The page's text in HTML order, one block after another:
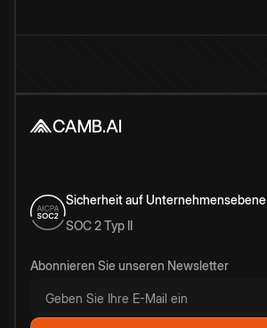
Sicherheit auf Unternehmensebene
SOC 2 Typ II
Abonnieren Sie unseren Newsletter